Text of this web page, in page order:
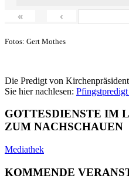
« ‹
Fotos: Gert Mothes
Die Predigt von
Sie hier nachlesen:
GOTTESDIENSTE IM
ZUM NACHSCHAUEN
Mediathek
KOMMENDE